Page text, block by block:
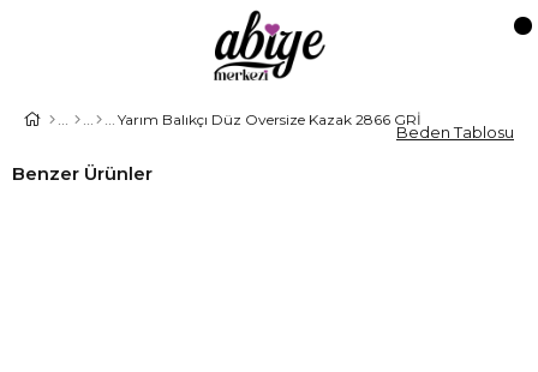
Yarım Balıkçı Düz Oversize Kazak 2866 GRİ
Benzer Ürünler
Beden Tablosu